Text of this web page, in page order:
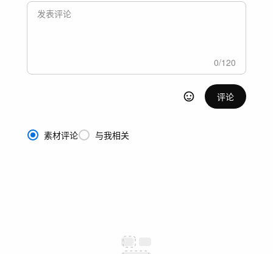
0/120
评论
素材评论 与我相关